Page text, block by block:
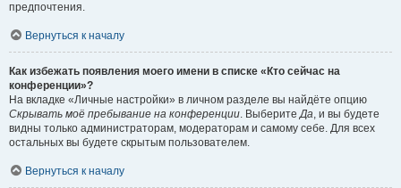
предпочтения.
Вернуться к началу
Как избежать появления моего имени в списке «Кто сейчас на
конференции»?
На вкладке «Личные настройки» в личном разделе вы найдёте опцию
Скрывать моё пребывание на конференции. ВыберитеДа, и вы будете
видны только администраторам, модераторам и самому себе. Для всех
остальных вы будете скрытым пользователем.
Вернуться к началу